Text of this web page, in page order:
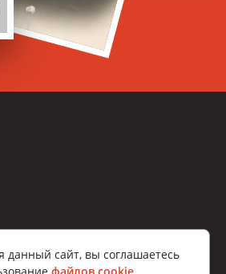
данный сайт, вы соглашаетесь